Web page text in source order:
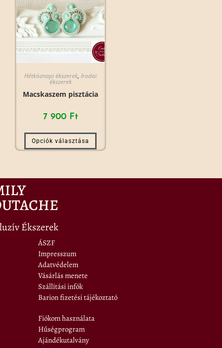
Hétköznapi ékszerek, Irodai
ékszerek
Macskaszem pisztácia
7 900 Ft
Opciók választása
Ékszerek
ÁSZF
Impresszum
Adatvédelem
Vásárlás menete
Szállítási infók
Barion fizetési tájékoztató
Fiókom használata
Hűségprogram
Ajándékutalvány